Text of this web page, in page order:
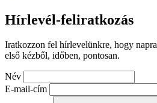
Hírlevél-feliratkozás
Iratkozzon fel hírlevelünkre, hogy
első kézből, időben, pontosan.
Név
E-mail-cím